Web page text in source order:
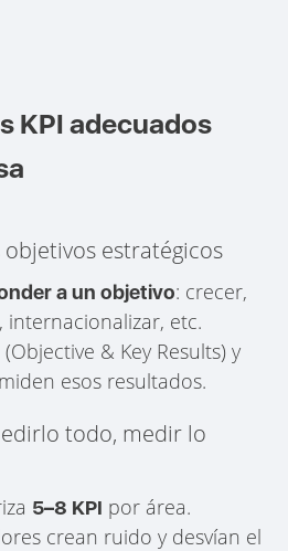
KPI adecuados
estratégicos
a un objetivo: crecer,
internacionalizar, etc.
(Objective & Key Results) y
esos resultados.
todo, medir lo
5–8 KPI por área.
crean ruido y desvían el